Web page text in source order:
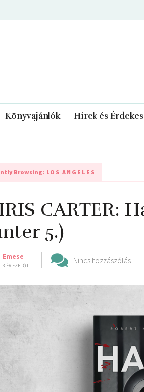
Könyvajánlók Hírek és
Browsing: LOS ANGELES
CARTER:
5.)
Emese
3 ÉV EZELŐTT
Nincs hozzászólás